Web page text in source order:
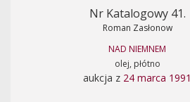
Nr Katalogowy 41.
Roman Zasłonow
NAD NIEMNEM
olej, płótno
aukcja z 24 marca 1991